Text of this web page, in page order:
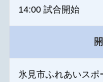
14:00 試合開始
氷見市ふれあいスポ